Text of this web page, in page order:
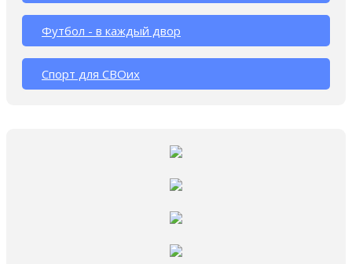
Футбол - в каждый двор
Спорт для СВОих